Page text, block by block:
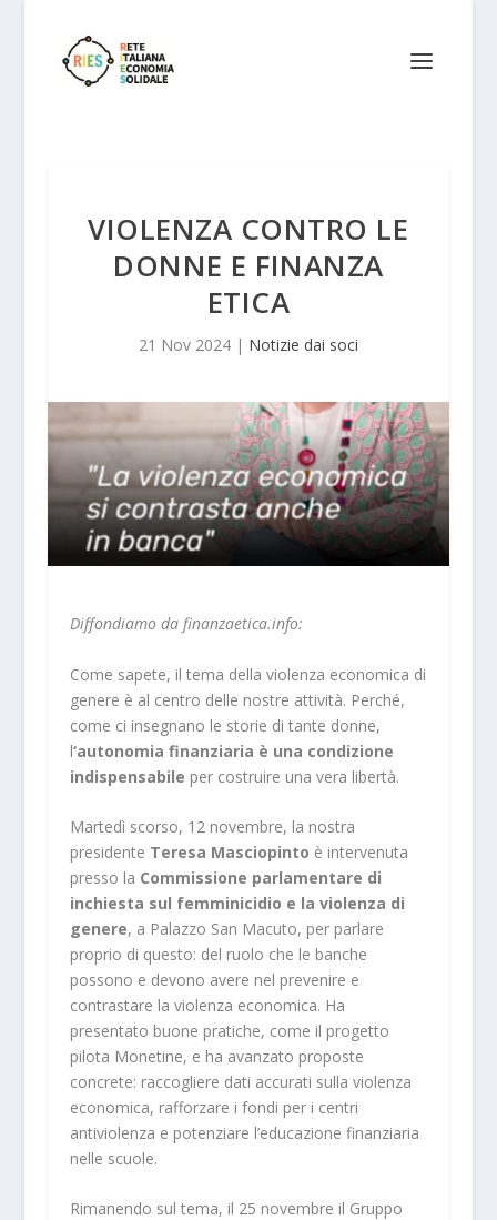
VIOLENZA CONTRO LE
DONNE E FINANZA
ETICA
21 Nov 2024| Notizie dai soci
Diffondiamo da finanzaetica.info:
Come sapete, il tema della violenza economica di
genere è al centro delle nostre attività. Perché,
come ci insegnano le storie di tante donne,
l‘autonomia finanziaria è una condizione
indispensabile per costruire una vera libertà.
Martedì scorso, 12 novembre, la nostra
presidente Teresa Masciopinto è intervenuta
presso la Commissione parlamentare di
inchiesta sul femminicidio e la violenza di
genere, a Palazzo San Macuto, per parlare
proprio di questo: del ruolo che le banche
possono e devono avere nel prevenire e
contrastare la violenza economica. Ha
presentato buone pratiche, come il progetto
pilota Monetine, e ha avanzato proposte
concrete: raccogliere dati accurati sulla violenza
economica, rafforzare i fondi per i centri
antiviolenza e potenziare l’educazione finanziaria
nelle scuole.
Rimanendo sul tema, il 25 novembre il Gruppo